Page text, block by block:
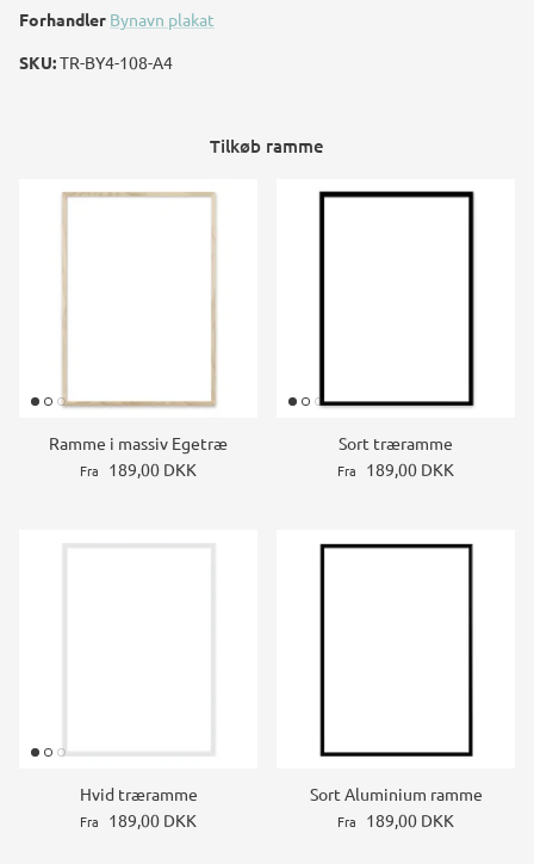
Forhandler Bynavn plakat
SKU:TR-BY4-108-A4
Tilkøb ramme
Ramme i massiv Egetræ
Fra 189,00 DKK
Sort træramme
Fra 189,00 DKK
Hvid træramme
Fra 189,00 DKK
Sort Aluminium ramme
Fra 189,00 DKK